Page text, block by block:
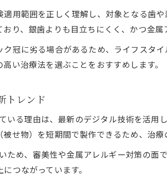
CAD/CAM冠とセラミッ
金属アレルギー回避に役立つ
アレルギーリスクを避け
自分に合った治療を探すため
用範囲を正しく理解し、対象となる歯
り、銀歯よりも目立ちにくく、かつ金
冠に劣る場合があるため、ライフスタ
い治療法を選ぶことをおすすめします。
トレンド
いる理由は、最新のデジタル技術を活
せ物）を短期間で製作できるため、治
ため、審美性や金属アレルギー対策の
つながっています。